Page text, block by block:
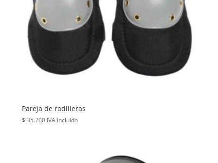
Pareja de rodilleras
$ 35.700 IVA incluido